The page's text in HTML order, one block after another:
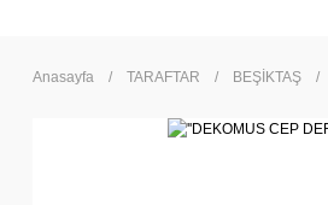
Anasayfa TARAFTAR BEŞİKTAŞ